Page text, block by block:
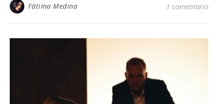
Fátima Medina 1 comentario